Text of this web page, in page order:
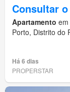
Consultar
Apartamento
Porto, Distrito do
Há 6 dias
PROPERSTAR